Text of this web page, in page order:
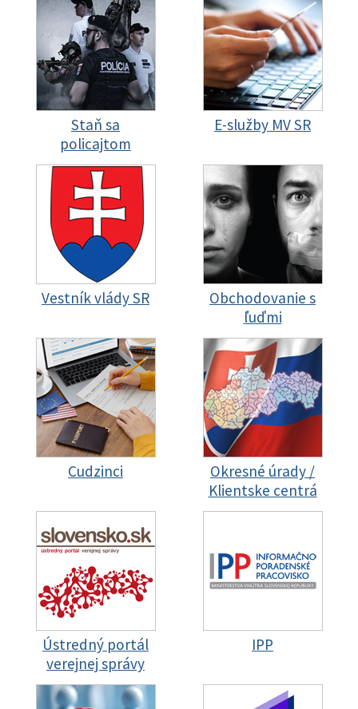
Staň sa
policajtom
E-služby MV SR
Vestník vlády SR
Obchodovanie s
ľuďmi
Cudzinci
Okresné úrady /
Klientske centrá
Ústredný portál
verejnej správy
IPP